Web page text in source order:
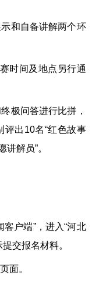
和自备讲解两个环
时间及地点另行通
极问答进行比拼，
出10名“红色故事
讲解员”。
户端”，进入“河北
交报名材料。
面。